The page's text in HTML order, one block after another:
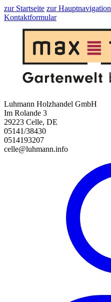
zur Startseite zur Hauptnavigation
Kontaktformular
Luhmann Holzhandel GmbH
Im Rolande 3
29223 Celle, DE
05141/38430
0514193207
celle@luhmann.info